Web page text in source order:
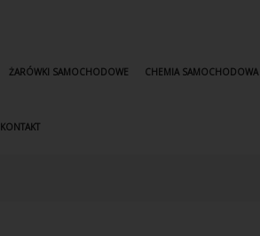
ŻARÓWKI SAMOCHODOWE CHEMIA SAMOCHODOWA
KONTAKT